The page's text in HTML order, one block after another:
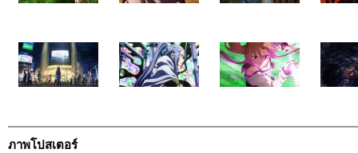
ภาพโปสเตอร์